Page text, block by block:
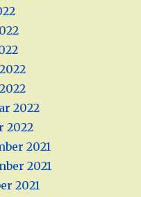
2022
2022
2021
2021
2021